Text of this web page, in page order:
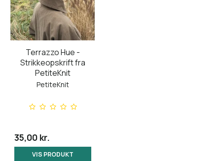
Terrazzo Hue -
Strikkeopskrift fra
PetiteKnit
PetiteKnit
35,00 kr.
VIS PRODUKT